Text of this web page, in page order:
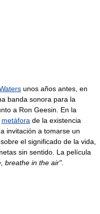
unos años antes, en
banda sonora para la
a Ron Geesin. En la
metáfora de la existencia
invitación a tomarse un
el significado de la vida,
sin sentido. La película
breathe in the air".